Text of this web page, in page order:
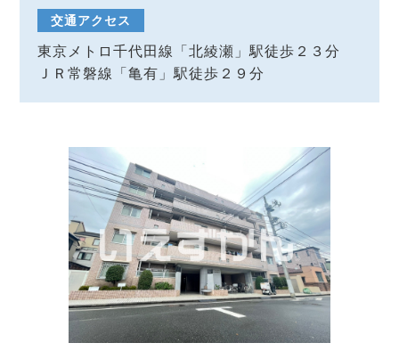
交通アクセス
東京メトロ千代田線「北綾瀬」駅徒歩２３分
ＪＲ常磐線「亀有」駅徒歩２９分